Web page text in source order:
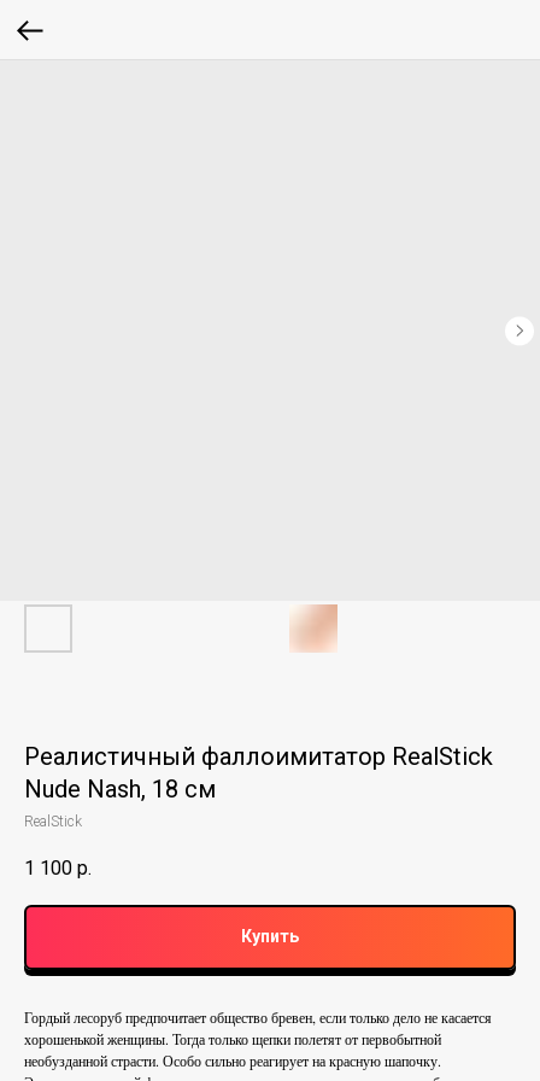
Реалистичный фаллоимитатор RealStick
Nude Nash, 18 см
RealStick
1 100 р.
Купить
Гордый лесоруб предпочитает общество бревен, если только дело не касается
хорошенькой женщины. Тогда только щепки полетят от первобытной
необузданной страсти. Особо сильно реагирует на красную шапочку.